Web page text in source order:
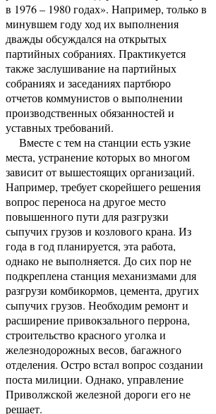
в 1976 – 1980 годах». Например, только в
минувшем году ход их выполнения
дважды обсуждался на открытых
партийных собраниях. Практикуется
также заслушивание на партийных
собраниях и заседаниях партбюро
отчетов коммунистов о выполнении
производственных обязанностей и
уставных требований.
Вместе с тем на станции есть узкие
места, устранение которых во многом
зависит от вышестоящих организаций.
Например, требует скорейшего решения
вопрос переноса на другое место
повышенного пути для разгрузки
сыпучих грузов и козлового крана. Из
года в год планируется, эта работа,
однако не выполняется. До сих пор не
подкреплена станция механизмами для
разгрузи комбикормов, цемента, других
сыпучих грузов. Необходим ремонт и
расширение привокзального перрона,
строительство красного уголка и
железнодорожных весов, багажного
отделения. Остро встал вопрос создании
поста милиции. Однако, управление
Приволжской железной дороги его не
решает.